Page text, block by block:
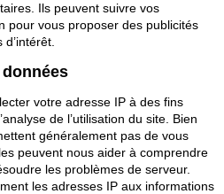
Ils peuvent suivre vos
pour vous proposer des publicités
votre adresse IP à des fins
de l’utilisation du site. Bien
généralement pas de vous
peuvent nous aider à comprendre
les problèmes de serveur.
les adresses IP aux informations